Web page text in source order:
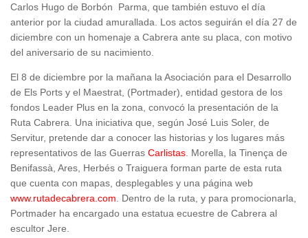
Carlos Hugo de Borbón Parma, que también estuvo el día
anterior por la ciudad amurallada. Los actos seguirán el día 27 de
diciembre con un homenaje a Cabrera ante su placa, con motivo
del aniversario de su nacimiento.
El 8 de diciembre por la mañana la Asociación para el Desarrollo
de Els Ports y el Maestrat, (Portmader), entidad gestora de los
fondos Leader Plus en la zona, convocó la presentación de la
Ruta Cabrera. Una iniciativa que, según José Luis Soler, de
Servitur, pretende dar a conocer las historias y los lugares más
representativos de las Guerras Carlistas . Morella, la Tinença de
Benifassà, Ares, Herbés o Traiguera forman parte de esta ruta
que cuenta con mapas, desplegables y una página web
www.rutadecabrera.com . Dentro de la ruta, y para promocionarla,
Portmader ha encargado una estatua ecuestre de Cabrera al
escultor Jere.